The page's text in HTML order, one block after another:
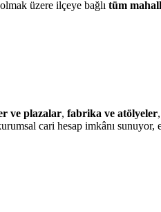
üzere ilçeye bağlı tüm
ve plazalar, fabrika ve atölyeler,
cari hesap imkânı sunuyor,